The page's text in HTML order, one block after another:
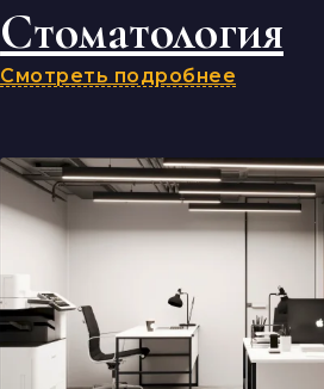
Стоматология
Смотреть подробнее